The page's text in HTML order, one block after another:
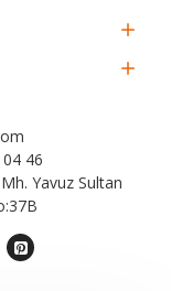
46
Yavuz Sultan